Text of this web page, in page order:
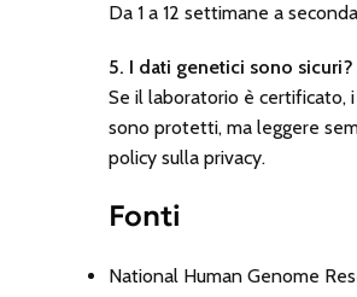
Da 1 a 12 settimane a
5. I dati genetici sono sicuri?
Se il laboratorio è certificato,
sono protetti, ma leggere
policy sulla privacy.
Fonti
National Human Genome